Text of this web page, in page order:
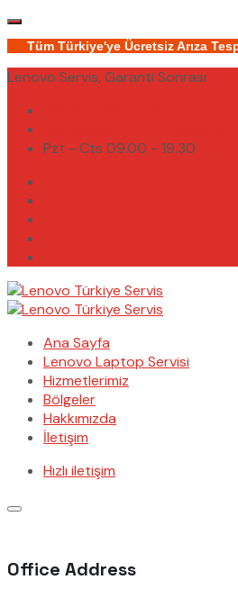
Tüm Türkiye'ye Ücretsiz Arıza
Lenovo Servis, Garanti Sonrası
Pzt - Cts 09.00 - 19.30
Ana Sayfa
Lenovo Laptop Servisi
Hizmetlerimiz
Bölgeler
Hakkımızda
İletişim
Hızlı iletişim
Office Address